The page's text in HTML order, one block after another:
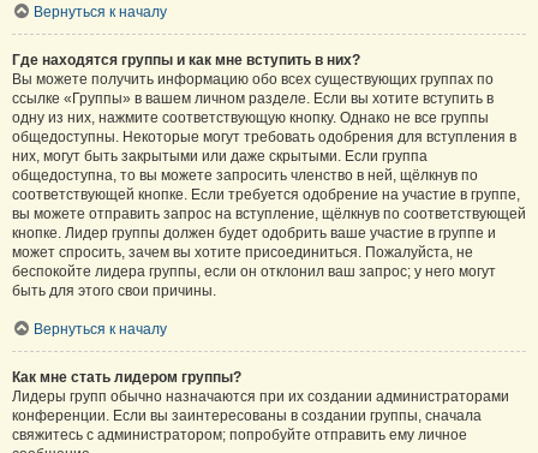
Вернуться к началу
Где находятся группы и как мне вступить в них?
Вы можете получить информацию обо всех существующих группах по
ссылке «Группы» в вашем личном разделе. Если вы хотите вступить в
одну из них, нажмите соответствующую кнопку. Однако не все группы
общедоступны. Некоторые могут требовать одобрения для вступления в
них, могут быть закрытыми или даже скрытыми. Если группа
общедоступна, то вы можете запросить членство в ней, щёлкнув по
соответствующей кнопке. Если требуется одобрение на участие в группе,
вы можете отправить запрос на вступление, щёлкнув по соответствующей
кнопке. Лидер группы должен будет одобрить ваше участие в группе и
может спросить, зачем вы хотите присоединиться. Пожалуйста, не
беспокойте лидера группы, если он отклонил ваш запрос; у него могут
быть для этого свои причины.
Вернуться к началу
Как мне стать лидером группы?
Лидеры групп обычно назначаются при их создании администраторами
конференции. Если вы заинтересованы в создании группы, сначала
свяжитесь с администратором; попробуйте отправить ему личное